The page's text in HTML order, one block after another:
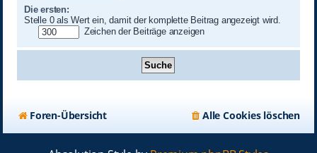
Die ersten:
Stelle 0 als Wert ein, damit der komplette Beitrag angezeigt wird.
Zeichen der Beiträge anzeigen
Foren-Übersicht Alle Cookies löschen